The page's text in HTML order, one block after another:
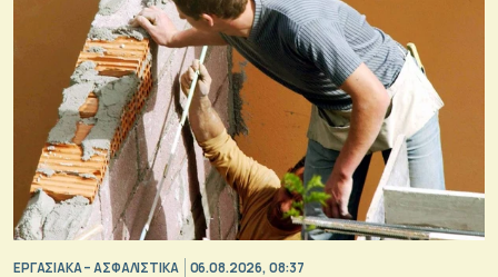
ΕΡΓΑΣΙΑΚΑ – ΑΣΦΑΛΙΣΤΙΚΑ 06.08.2026, 08:37